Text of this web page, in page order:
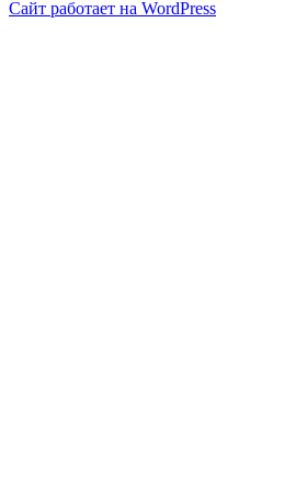
Сайт работает на WordPress